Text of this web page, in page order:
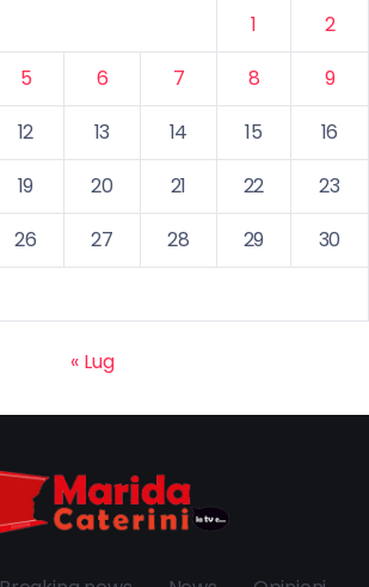
1
2
5 6 7 8
9
12 13 14 15
16
19 20 21 22
23
26 27 28 29
30
« Lug